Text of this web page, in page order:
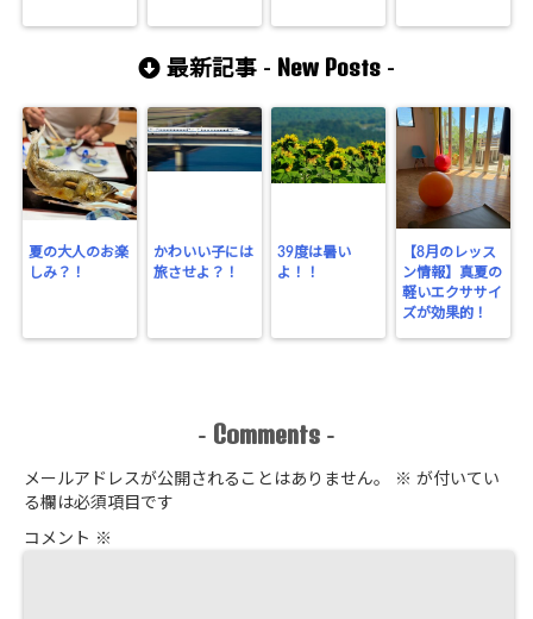
最新記事 - New Posts -
夏の大人のお楽
しみ？！
かわいい子には
旅させよ？！
39度は暑い
よ！！
【8月のレッス
ン情報】真夏の
軽いエクササイ
ズが効果的！
- Comments -
メールアドレスが公開されることはありません。 ※ が付いてい
る欄は必須項目です
コメント ※